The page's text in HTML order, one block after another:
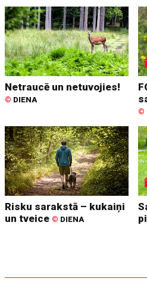
Netraucē un netuvojies!
© DIENA
©
Risku sarakstā – kukaiņi
un tveice © DIENA